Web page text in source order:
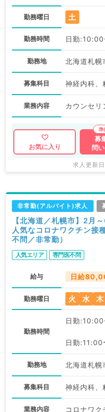
勤務曜日 土
勤務時間 日勤
勤務地 北海道札幌
募集科目
業務内容 カウンセリ
お気に入り
募
問
求人更新
非常勤(アルバイト)求人
【北海道／札幌市】2月
人気なコロナワクチン接
不問／非常勤）
人気エリア 専門医不問
給与 日給
勤務曜日 火 水 木
勤務時間
日勤
日勤
勤務地 北海道札幌
募集科目
業務内容 コロナワク